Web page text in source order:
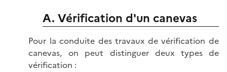
A. Vérification d'un canevas
Pour la conduite des travaux de vérification de
canevas, on peut distinguer deux types de
vérification :